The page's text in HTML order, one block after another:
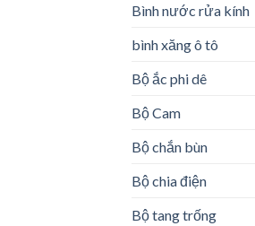
Bình nước rửa kính
bình xăng ô tô
Bộ ắc phi dê
Bộ Cam
Bộ chắn bùn
Bộ chia điện
Bộ tang trống